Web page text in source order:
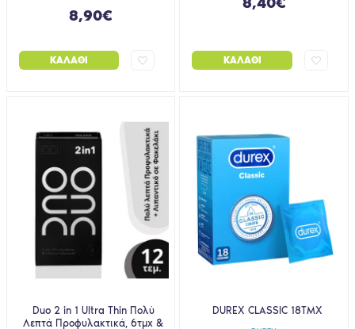
8,90€
ΚΑΛΆΘΙ ΚΑΛΆΘΙ
Duo 2 in 1 Ultra Thin Πολύ
Λεπτά Προφυλακτικά, 6τμχ &
DUREX CLASSIC 18ΤΜΧ